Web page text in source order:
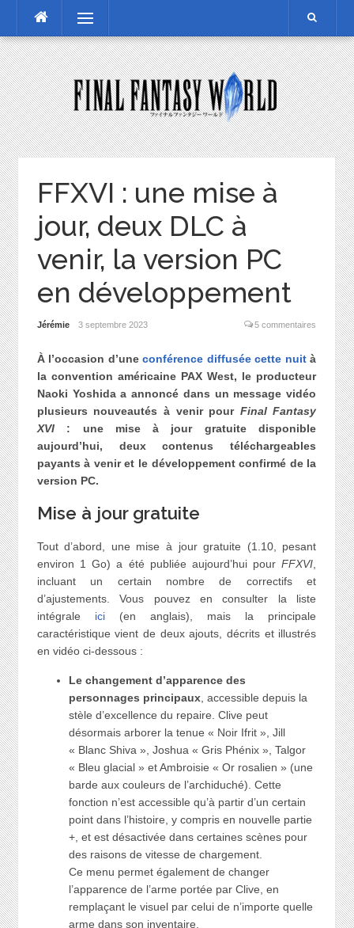
content
Menu
FFXVI : une mise à
jour, deux DLC à
venir, la version PC
en développement
Jérémie 3 septembre 2023 5 commentaires
À l’occasion d’uneconférence diffusée cette nuità
la convention américaine PAX West, le producteur
Naoki Yoshida a annoncé dans un message vidéo
plusieurs nouveautés à venir pour Final Fantasy
XVI: une mise à jour gratuite disponible
aujourd’hui, deux contenus téléchargeables
payants à venir et le développement confirmé de la
version PC.
Mise à jour gratuite
Tout d’abord, une mise à jour gratuite (1.10, pesant
environ 1 Go) a été publiée aujourd’hui pourFFXVI
incluant un certain nombre de correctifs et
d’ajustements. Vous pouvez en consulter la liste
intégrale ici(en anglais), mais la principale
caractéristique vient de deux ajouts, décrits et illustrés
en vidéo ci-dessous :
Le changement d’apparence des
personnages principaux, accessible depuis la
stèle d’excellence du repaire. Clive peut
désormais arborer la tenue « Noir Ifrit », Jill
« Blanc Shiva », Joshua « Gris Phénix », Talgor
« Bleu glacial » et Ambroisie « Or rosalien » (une
barde aux couleurs de l’archiduché). Cette
fonction n’est accessible qu’à partir d’un certain
point dans l’histoire, y compris en nouvelle partie
+, et est désactivée dans certaines scènes pour
des raisons de vitesse de chargement.
Ce menu permet également de changer
l’apparence de l’arme portée par Clive, en
remplaçant le visuel par celui de n’importe quelle
arme dans son inventaire.